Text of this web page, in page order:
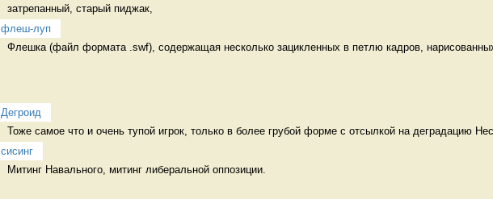
затрепанный, старый пиджак,
флеш-луп
Флешка (файл формата .swf), содержащая несколько зацикленных в петлю кадров,
Дегроид
Тоже самое что и очень тупой игрок, только в более грубой форме с отсылкой на деградацию
сисинг
Митинг Навального, митинг либеральной оппозиции.